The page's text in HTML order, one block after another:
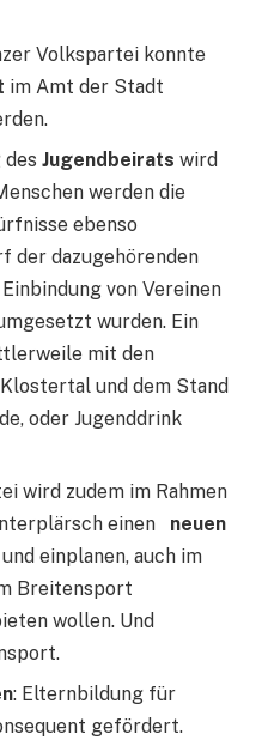
Volkspartei konnte
im Amt der Stadt
des Jugendbeirats wird
werden die
ebenso
der dazugehörenden
von Vereinen
wurden. Ein
mit den
und dem Stand
oder Jugenddrink
wird zudem im Rahmen
einen neuen
einplanen, auch im
Breitensport
wollen. Und
: Elternbildung für
gefördert.